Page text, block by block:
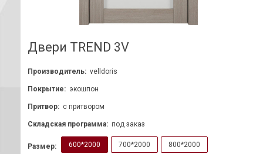
Двери TREND 3V
Производитель: velldoris
Покрытие: экошпон
Притвор: с притвором
Складская программа: под заказ
Размер: 600*2000 700*2000 800*2000